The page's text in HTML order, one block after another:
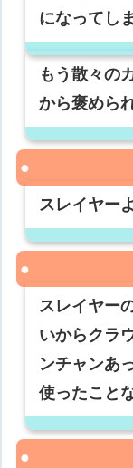
になってし
もう散々の
から褒めら
スレイヤー
スレイヤー
いからクラ
ンチャンあ
使ったこと